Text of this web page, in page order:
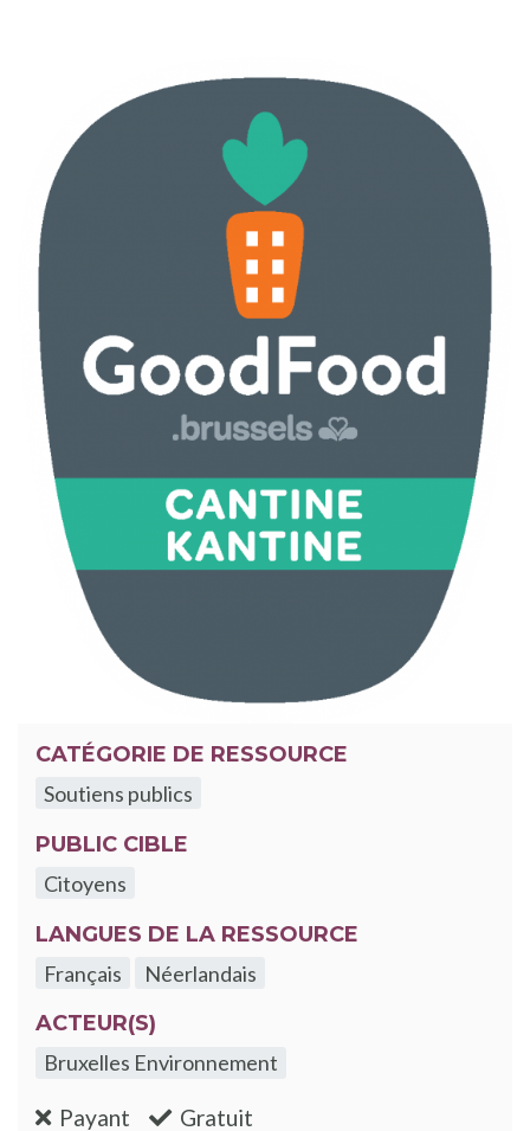
CATÉGORIE DE RESSOURCE
Soutiens publics
PUBLIC CIBLE
Citoyens
LANGUES DE LA RESSOURCE
Français
Néerlandais
ACTEUR(S)
Bruxelles Environnement
Payant :non Gratuit